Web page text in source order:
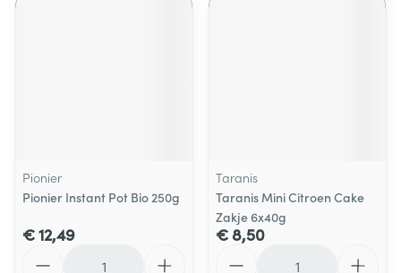
Pionier
Pionier Instant Pot Bio 250g
€ 12,49
Taranis
Taranis Mini Citroen Cake
Zakje 6x40g
€ 8,50